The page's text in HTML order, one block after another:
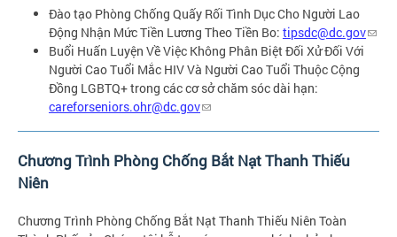
Đào tạo Phòng Chống Quấy Rối Tình Dục Cho Người Lao
Động Nhận Mức Tiền Lương Theo Tiền Bo: tipsdc@dc.gov
Buổi Huấn Luyện Về Việc Không Phân Biệt Đối Xử Đối Với
Người Cao Tuổi Mắc HIV Và Người Cao Tuổi Thuộc Cộng
Đồng LGBTQ+ trong các cơ sở chăm sóc dài hạn:
careforseniors.ohr@dc.gov
Chương Trình Phòng Chống Bắt Nạt Thanh Thiếu
Niên
Chương Trình Phòng Chống Bắt Nạt Thanh Thiếu Niên Toàn